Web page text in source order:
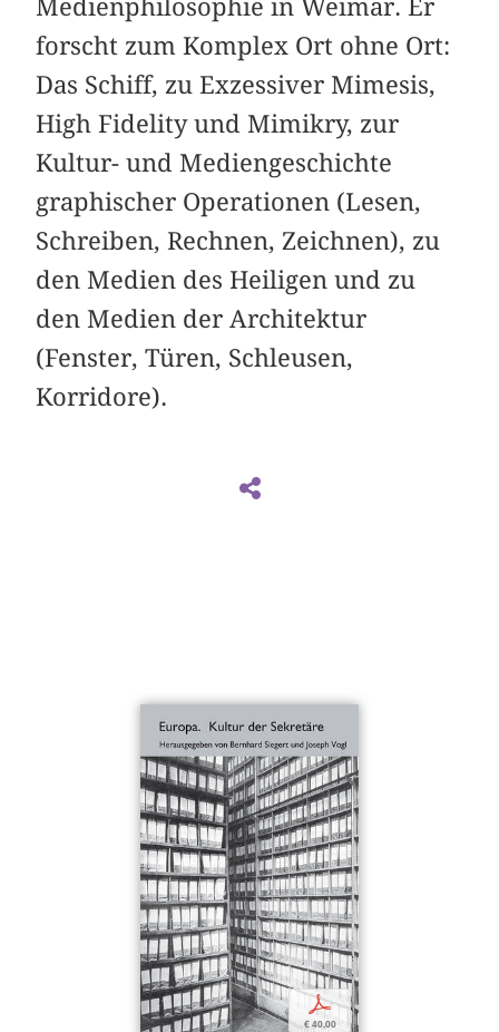
Medienphilosophie in Weimar. Er
forscht zum Komplex Ort ohne Ort:
Das Schiff, zu Exzessiver Mimesis,
High Fidelity und Mimikry, zur
Kultur- und Mediengeschichte
graphischer Operationen (Lesen,
Schreiben, Rechnen, Zeichnen), zu
den Medien des Heiligen und zu
den Medien der Architektur
(Fenster, Türen, Schleusen,
Korridore).
p
€ 40,00